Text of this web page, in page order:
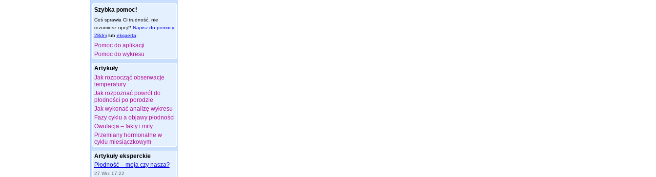
Szybka pomoc!
Coś sprawia Ci trudność, nie
rozumiesz opcji? Napisz do pomocy
28dnilub eksperta
Pomoc do aplikacji
Pomoc do wykresu
Artykuły
Jak rozpocząć obserwacje
temperatury
Jak rozpoznać powrót do
płodności po porodzie
Jak wykonać analizę wykresu
Fazy cyklu a objawy płodności
Owulacja – fakty i mity
Przemiany hormonalne w
cyklu miesiączkowym
Artykuły eksperckie
Płodność – moja czy nasza?
27 Wrz 17:22